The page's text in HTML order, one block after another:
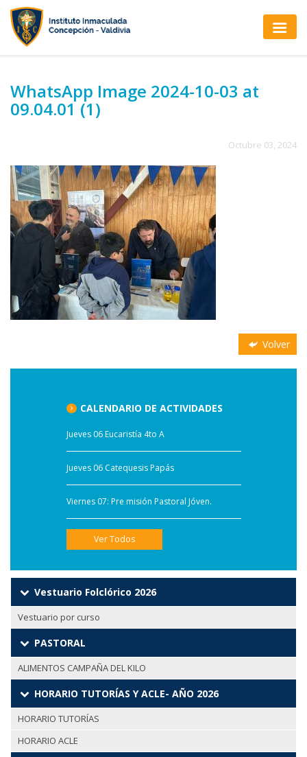
WhatsApp Image 2024-10-03 at
09.04.01 (1)
Octubre 03, 2024
Volver
CALENDARIO DE ACTIVIDADES
Jueves 06 Eucaristía 4to A
Jueves 06 Catequesis Papás
Viernes 07: Pre misión Pastoral Jóven.
Ver Todos
Vestuario Folclórico 2026
Vestuario por curso
PASTORAL
ALIMENTOS CAMPAÑA DEL KILO
HORARIO TUTORÍAS Y ACLE- AÑO 2026
HORARIO TUTORÍAS
HORARIO ACLE